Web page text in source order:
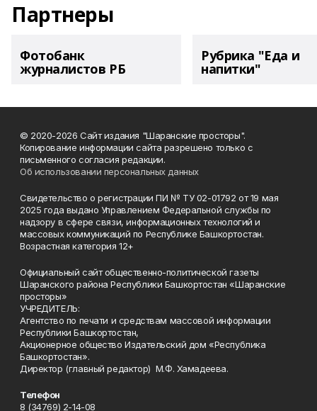
Партнеры
Фотобанк
журналистов РБ
Рубрика "Еда и
напитки"
© 2020-2026 Сайт издания "Шаранские просторы".
Копирование информации сайта разрешено только с
письменного согласия редакции.
Об использовании персональных данных
Свидетельство о регистрации ПИ № ТУ 02-01792 от 19 мая
2025 года выдано Управлением Федеральной службы по
надзору в сфере связи, информационных технологий и
массовых коммуникаций по Республике Башкортостан.
Возрастная категория 12+
Официальный сайт общественно-политической газеты
Шаранского района Республики Башкортостан «Шаранские
просторы»
УЧРЕДИТЕЛЬ:
Агентство по печати и средствам массовой информации
Республики Башкортостан,
Акционерное общество Издательский дом «Республика
Башкортостан».
Директор (главный редактор) М.Ф. Хамадеева.
Телефон
8 (34769) 2-14-08